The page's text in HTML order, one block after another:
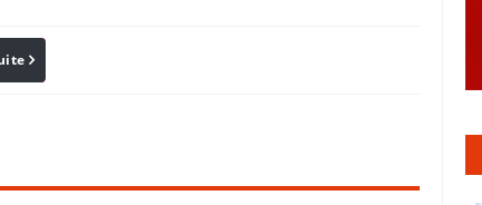
Pinterest